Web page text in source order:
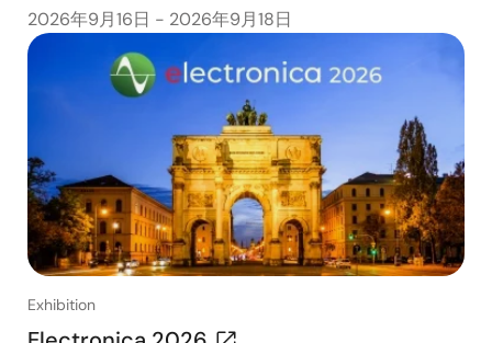
2026年9月16日 - 2026年9月18日
Exhibition